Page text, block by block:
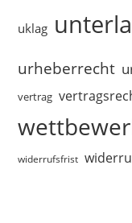
uklag
urheberrecht
vertrag
widerrufsfrist